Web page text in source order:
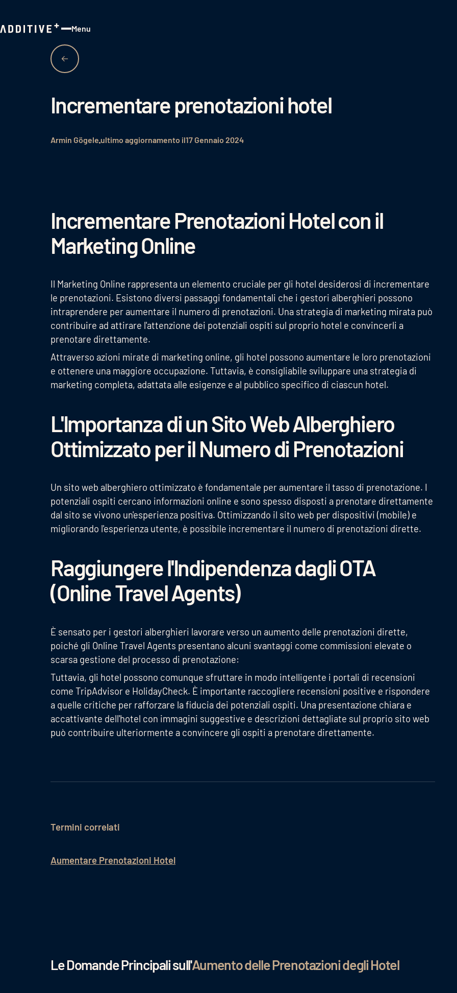
Menu
Incrementare prenotazioni hotel
Armin Gögele ultimo aggiornamento il17 Gennaio 2024
Incrementare Prenotazioni Hotel con il
Marketing Online
Il Marketing Online rappresenta un elemento cruciale per gli hotel desiderosi di incrementare
le prenotazioni. Esistono diversi passaggi fondamentali che i gestori alberghieri possono
intraprendere per aumentare il numero di prenotazioni. Una strategia di marketing mirata può
contribuire ad attirare l'attenzione dei potenziali ospiti sul proprio hotel e convincerli a
prenotare direttamente.
Attraverso azioni mirate di marketing online, gli hotel possono aumentare le loro prenotazioni
e ottenere una maggiore occupazione. Tuttavia, è consigliabile sviluppare una strategia di
marketing completa, adattata alle esigenze e al pubblico specifico di ciascun hotel.
L'Importanza di un Sito Web Alberghiero
Ottimizzato per il Numero di Prenotazioni
Un sito web alberghiero ottimizzato è fondamentale per aumentare il tasso di prenotazione. I
potenziali ospiti cercano informazioni online e sono spesso disposti a prenotare direttamente
dal sito se vivono un'esperienza positiva. Ottimizzando il sito web per dispositivi (mobile) e
migliorando l'esperienza utente, è possibile incrementare il numero di prenotazioni dirette.
Raggiungere l'Indipendenza dagli OTA
(Online Travel Agents)
È sensato per i gestori alberghieri lavorare verso un aumento delle prenotazioni dirette,
poiché gli Online Travel Agents presentano alcuni svantaggi come commissioni elevate o
scarsa gestione del processo di prenotazione:
Tuttavia, gli hotel possono comunque sfruttare in modo intelligente i portali di recensioni
come TripAdvisor e HolidayCheck. È importante raccogliere recensioni positive e rispondere
a quelle critiche per rafforzare la fiducia dei potenziali ospiti. Una presentazione chiara e
accattivante dell'hotel con immagini suggestive e descrizioni dettagliate sul proprio sito web
può contribuire ulteriormente a convincere gli ospiti a prenotare direttamente.
Termini correlati
Aumentare Prenotazioni Hotel
Le Domande Principali sull'Aumento delle Prenotazioni degli Hotel